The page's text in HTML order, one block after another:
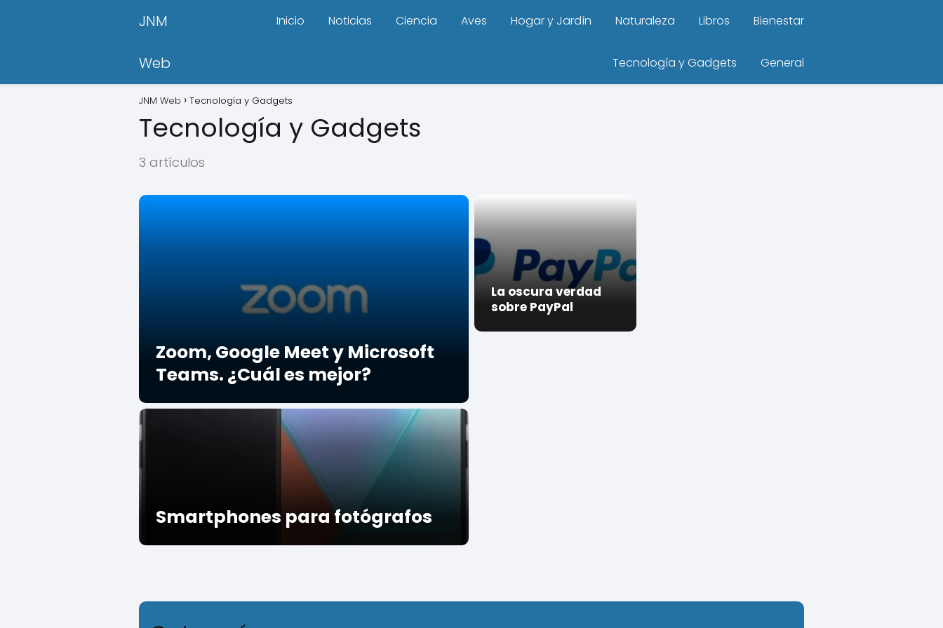
JNM
Web
Inicio Noticias Ciencia Aves Hogar y Jardín Naturaleza Libros Bienestar
Tecnología y Gadgets General
JNM Web Tecnología y Gadgets
Tecnología y Gadgets
3 artículos
Zoom, Google Meet y Microsoft
Teams. ¿Cuál es mejor?
La oscura verdad
sobre PayPal
Smartphones para fotógrafos